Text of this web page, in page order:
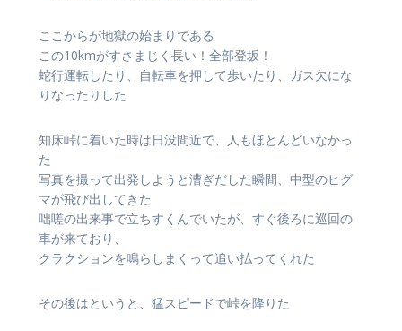
ここからが地獄の始まりである
この10kmがすさまじく長い！全部登坂！
蛇行運転したり、自転車を押して歩いたり、ガス欠にな
りなったりした
知床峠に着いた時は日没間近で、人もほとんどいなかっ
た
写真を撮って出発しようと漕ぎだした瞬間、中型のヒグ
マが飛び出してきた
咄嗟の出来事で立ちすくんでいたが、すぐ後ろに巡回の
車が来ており、
クラクションを鳴らしまくって追い払ってくれた
その後はというと、猛スピードで峠を降りた